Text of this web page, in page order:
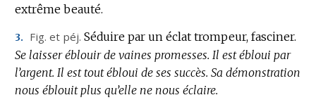
extrême beauté.
3. Fig. et péj. Séduire par un éclat trompeur, fasciner.
Se laisser éblouir de vaines promesses. Il est ébloui par
l’argent. Il est tout ébloui de ses succès. Sa démonstration
nous éblouit plus qu’elle ne nous éclaire.